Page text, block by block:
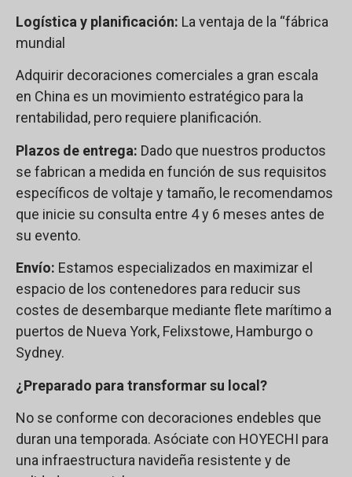
Logística y planificación: La ventaja de la “fábrica
mundial
Adquirir decoraciones comerciales a gran escala
en China es un movimiento estratégico para la
rentabilidad, pero requiere planificación.
Plazos de entrega: Dado que nuestros productos
se fabrican a medida en función de sus requisitos
específicos de voltaje y tamaño, le recomendamos
que inicie su consulta entre 4 y 6 meses antes de
su evento.
Envío: Estamos especializados en maximizar el
espacio de los contenedores para reducir sus
costes de desembarque mediante flete marítimo a
puertos de Nueva York, Felixstowe, Hamburgo o
Sydney.
¿Preparado para transformar su local?
No se conforme con decoraciones endebles que
duran una temporada. Asóciate con HOYECHI para
una infraestructura navideña resistente y de